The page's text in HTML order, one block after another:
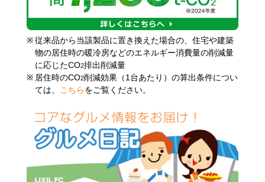
※ 従来品から当該製品に置き換えた場合の、住宅や建築
物の居住時の暖冷房などのエネルギー消費量の削減量
に応じたCO2排出削減量
※ 居住時のCO2削減効果（1台あたり）の算出条件につい
ては、 こちら をご覧ください。